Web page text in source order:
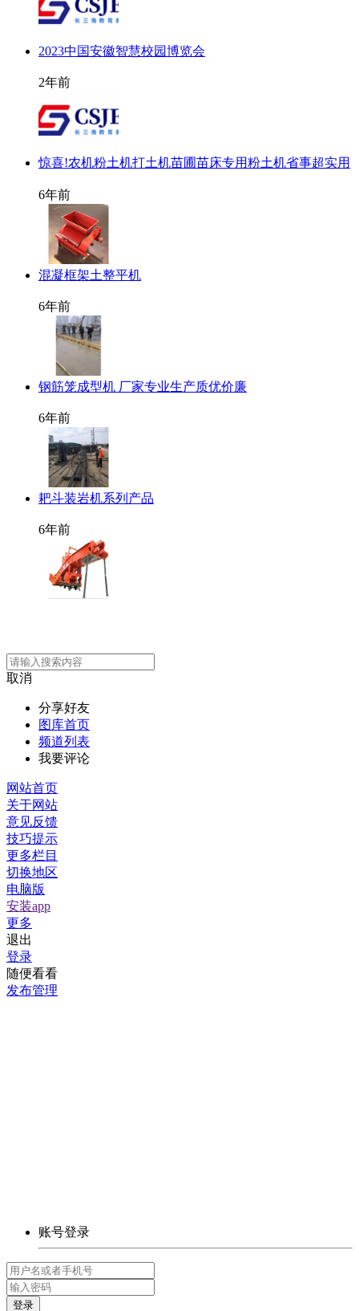
2023中国安徽智慧校园博览会
2年前
惊喜!农机粉土机打土机苗圃苗床专用粉土机省事超实用
6年前
混凝框架土整平机
6年前
钢筋笼成型机 厂家专业生产质优价廉
6年前
耙斗装岩机系列产品
6年前
取消
分享好友
图库首页
频道列表
我要评论
网站首页
关于网站
意见反馈
技巧提示
更多栏目
切换地区
电脑版
安装app
更多
退出
登录
随便看看
发布管理
账号登录